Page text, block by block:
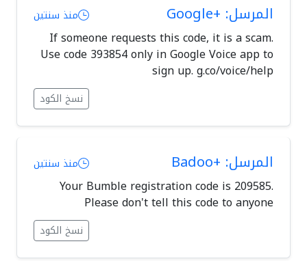
المرسل: +Google منذ سنتين
If someone requests this code, it is a scam.
Use code 393854 only in Google Voice app to
sign up. g.co/voice/help
نسخ الكود
المرسل: +Badoo منذ سنتين
Your Bumble registration code is 209585.
Please don't tell this code to anyone
نسخ الكود